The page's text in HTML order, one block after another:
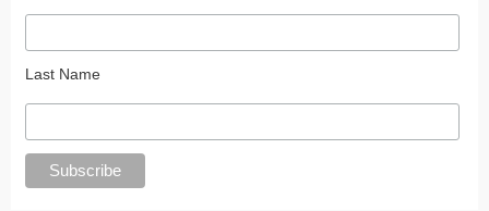
Last Name